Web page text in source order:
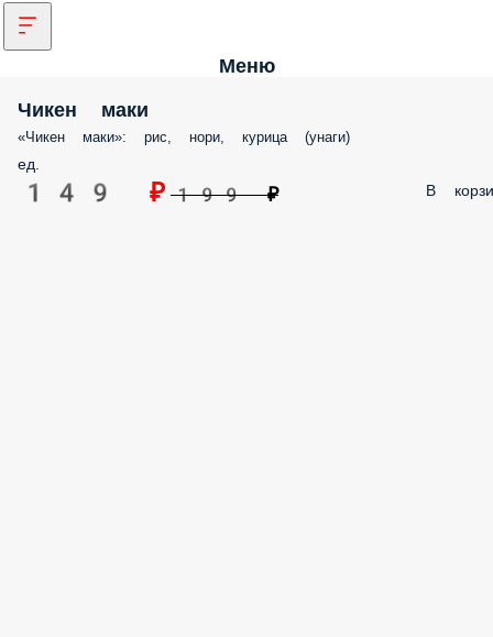
Меню
Чикен маки
«Чикен маки»: рис, нори, курица (унаги)
ед.
149 ₽ 199 ₽ В